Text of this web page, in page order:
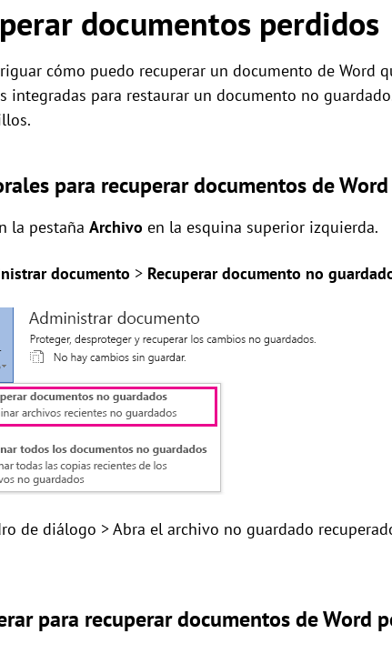
documentos perdidos
cómo puedo recuperar un documento de Word
para restaurar un documento no
para recuperar documentos de
la pestaña Archivo en la esquina superior izquierda.
documento > Recuperar documento no
de diálogo > Abra el archivo no guardado
para recuperar documentos de Word